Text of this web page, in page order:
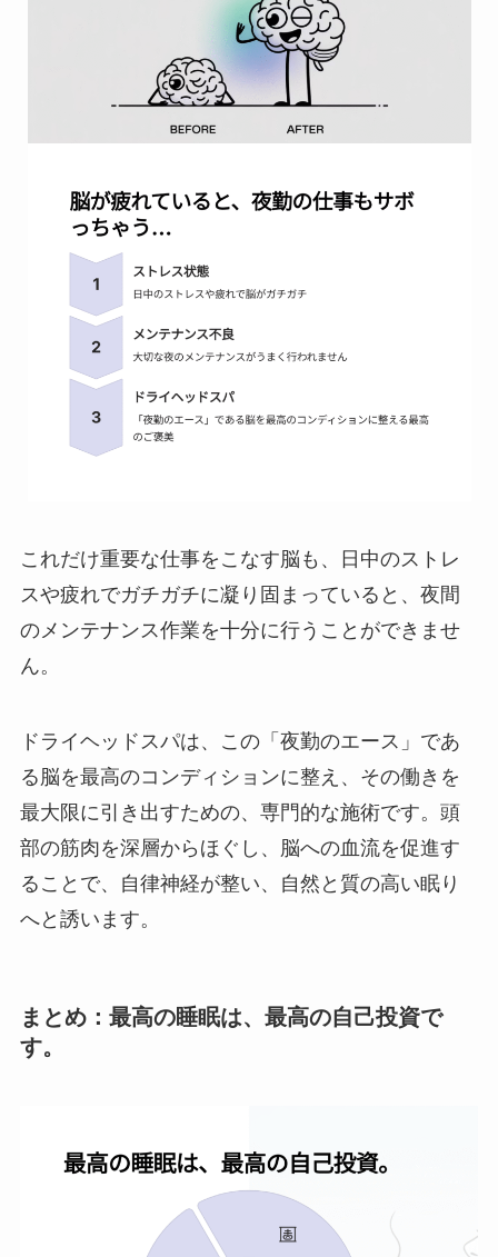
これだけ重要な仕事をこなす脳も、日中のストレ
スや疲れでガチガチに凝り固まっていると、夜間
のメンテナンス作業を十分に行うことができませ
ん。
ドライヘッドスパは、この「夜勤のエース」であ
る脳を最高のコンディションに整え、その働きを
最大限に引き出すための、専門的な施術です。頭
部の筋肉を深層からほぐし、脳への血流を促進す
ることで、自律神経が整い、自然と質の高い眠り
へと誘います。
まとめ：最高の睡眠は、最高の自己投資で
す。